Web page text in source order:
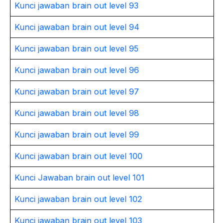
Kunci jawaban brain out level 93
Kunci jawaban brain out level 94
Kunci jawaban brain out level 95
Kunci jawaban brain out level 96
Kunci jawaban brain out level 97
Kunci jawaban brain out level 98
Kunci jawaban brain out level 99
Kunci jawaban brain out level 100
Kunci Jawaban brain out level 101
Kunci jawaban brain out level 102
Kunci jawaban brain out level 103